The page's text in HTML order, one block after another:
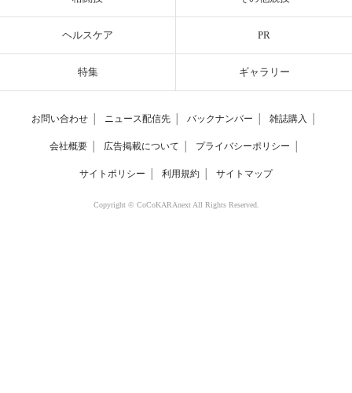
ヘルスケア PR
特集 ギャラリー
お問い合わせ ニュース配信先 バックナンバー 雑誌購入
会社概要 広告掲載について プライバシーポリシー
サイトポリシー 利用規約 サイトマップ
Copyright © CoCoKARAnext All Rights Reserved.